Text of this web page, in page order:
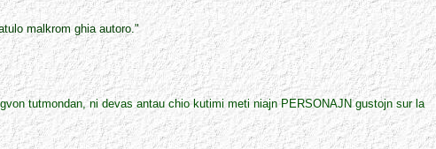
malkrom ghia autoro."
tutmondan, ni devas antau chio kutimi meti niajn PERSONAJN gustojn sur la